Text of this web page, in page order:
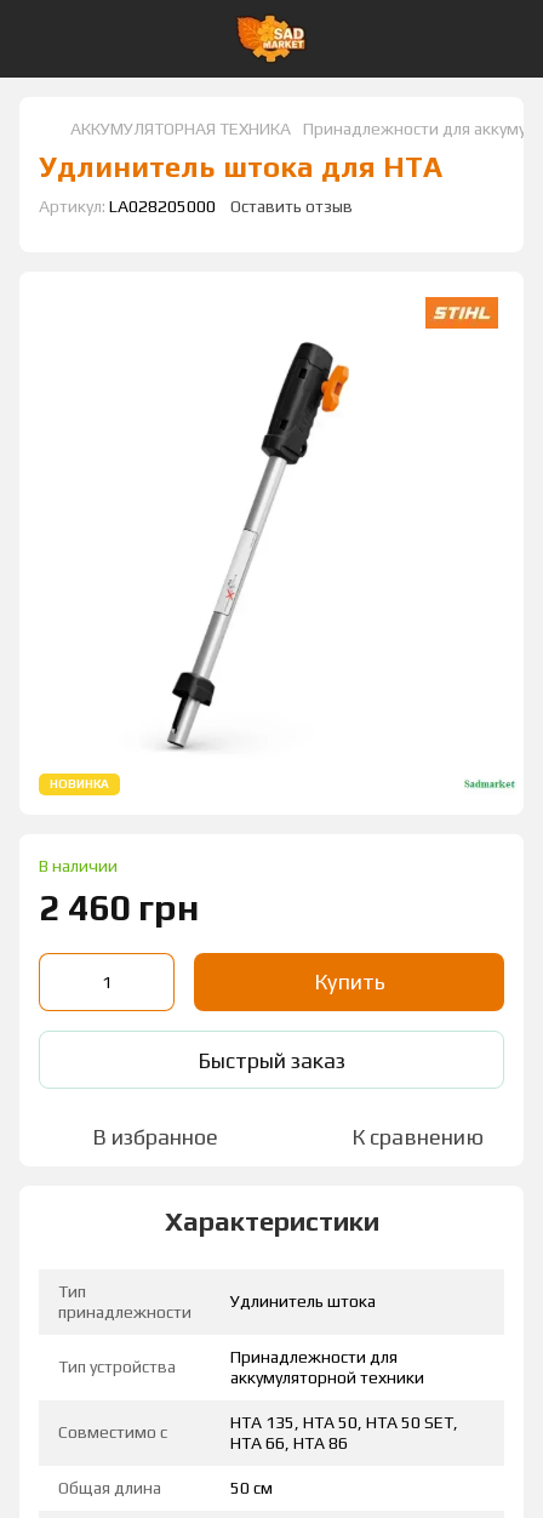
АККУМУЛЯТОРНАЯ ТЕХНИКА Принадлежности для
Удлинитель штока для HTA
Артикул: LA028205000 Оставить отзыв
НОВИНКА
В наличии
2 460 грн
Купить
Быстрый заказ
В избранное К сравнению
Характеристики
Тип
принадлежности
Удлинитель штока
Тип устройства
Принадлежности для
аккумуляторной техники
Совместимо с
HTA 135, HTA 50, HTA 50 SET,
HTA 66, HTA 86
Общая длина 50 см